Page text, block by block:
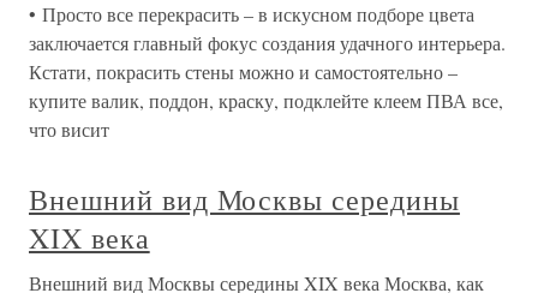
• Просто все перекрасить – в искусном подборе цвета
заключается главный фокус создания удачного интерьера.
Кстати, покрасить стены можно и самостоятельно –
купите валик, поддон, краску, подклейте клеем ПВА все,
что висит
Внешний вид Москвы середины
XIX века
Внешний вид Москвы середины XIX века Москва, как